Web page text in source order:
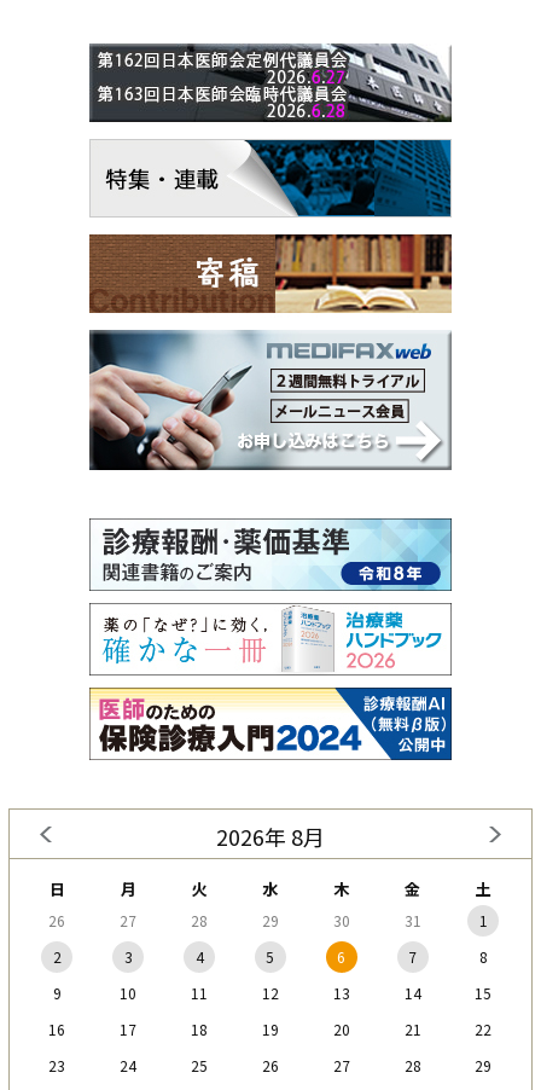
2026年 8月
日 月 火 水 木 金 土
26 27 28 29 30 31
1
2
3 4 5 6 7
8
9
10 11 12 13 14
15
16
17 18 19 20 21
22
23
24 25 26 27 28
29